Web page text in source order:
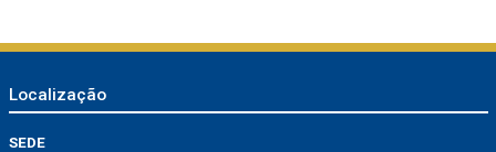
Localização
SEDE